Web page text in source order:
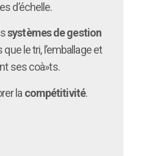
d’échelle.
systèmes de gestion
le tri, l’emballage et
ses coà»ts.
la compétitivité.